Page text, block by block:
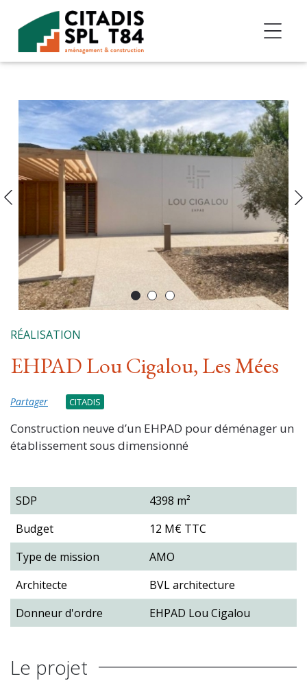
Accéder au contenu
RÉALISATION
EHPAD Lou Cigalou, Les Mées
Partager CITADIS
Construction neuve d’un EHPAD pour déménager un
établissement sous dimensionné
SDP
4398 m²
Budget
12 M€ TTC
Type de mission
AMO
Architecte
BVL architecture
Donneur d'ordre
EHPAD Lou Cigalou
Le projet